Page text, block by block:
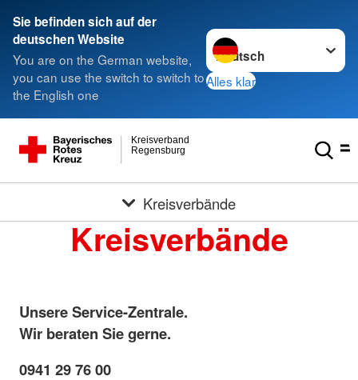
Sie befinden sich auf der
deutschen Website
You are on the German website,
you can use the switch to switch to
the English one
Sprache wechseln zu
Alles klar
Regensburg
Kreisverband
Kreisverbände
Kreisverbände
Unsere Service-Zentrale.
Wir beraten Sie gerne.
0941 29 76 00